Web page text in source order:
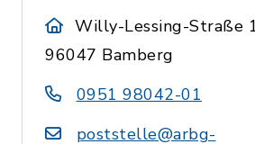
Willy-Lessing-Straße
96047 Bamberg
0951 98042-01
poststelle@arbg-